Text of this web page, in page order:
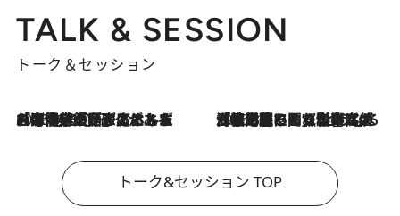
TALK & SESSION
トーク＆セッション
2026.8.3
「今後値上げがあるとすれば…」「リスクがあるのは今年の冬」エネルギー専門家が語る、ホルムズ海峡封鎖が家庭にもたらす“ある心配” 2026.8.3
「住宅建てられない…」「サーチャージ料の高値が続いている」ホルムズ海峡封鎖による影響はいつまで続く？《エネルギー専門家に聞く“どうなる日本の暮らし”》
トーク&セッション TOP